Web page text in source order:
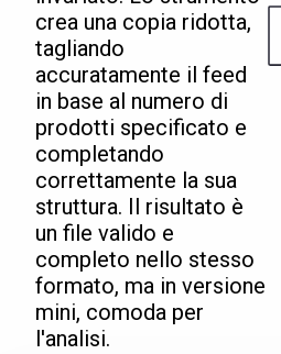
crea una copia ridotta,
tagliando
accuratamente il feed
in base al numero di
prodotti specificato e
completando
correttamente la sua
struttura. Il risultato è
un file valido e
completo nello stesso
formato, ma in versione
mini, comoda per
l'analisi.